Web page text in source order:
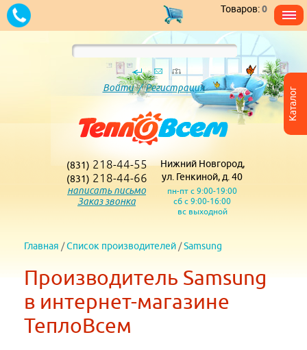
Каталог
Товаров:0
Войти/Регистрация
(831) 218-44-55
(831) 218-44-66
написать письмо
Заказ звонка
Нижний Новгород,
ул. Генкиной, д. 40
пн-пт с 9:00-19:00
сб с 9:00-16:00
вс выходной
Главная /Список производителей /Samsung
Производитель Samsung
в интернет-магазине
ТеплоВсем